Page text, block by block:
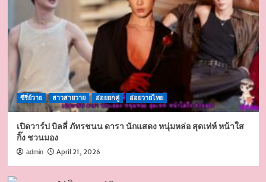
ซีรี่ย์วาย สาวสายวาย อ่อยยกคู่ อ่อยวายไทย
เปิดวาร์ป บิลลี่ ภัทรชนน ดารา นักแสดง หนุ่มหล่อ สุดเท่ห์ หน้าใส
กิ๊ง ชวนมอง
admin April 21, 2026